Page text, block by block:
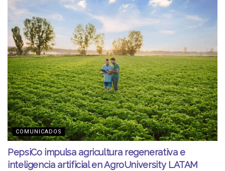
COMUNICADOS
PepsiCo impulsa agricultura regenerativa e
inteligencia artificial en AgroUniversity LATAM